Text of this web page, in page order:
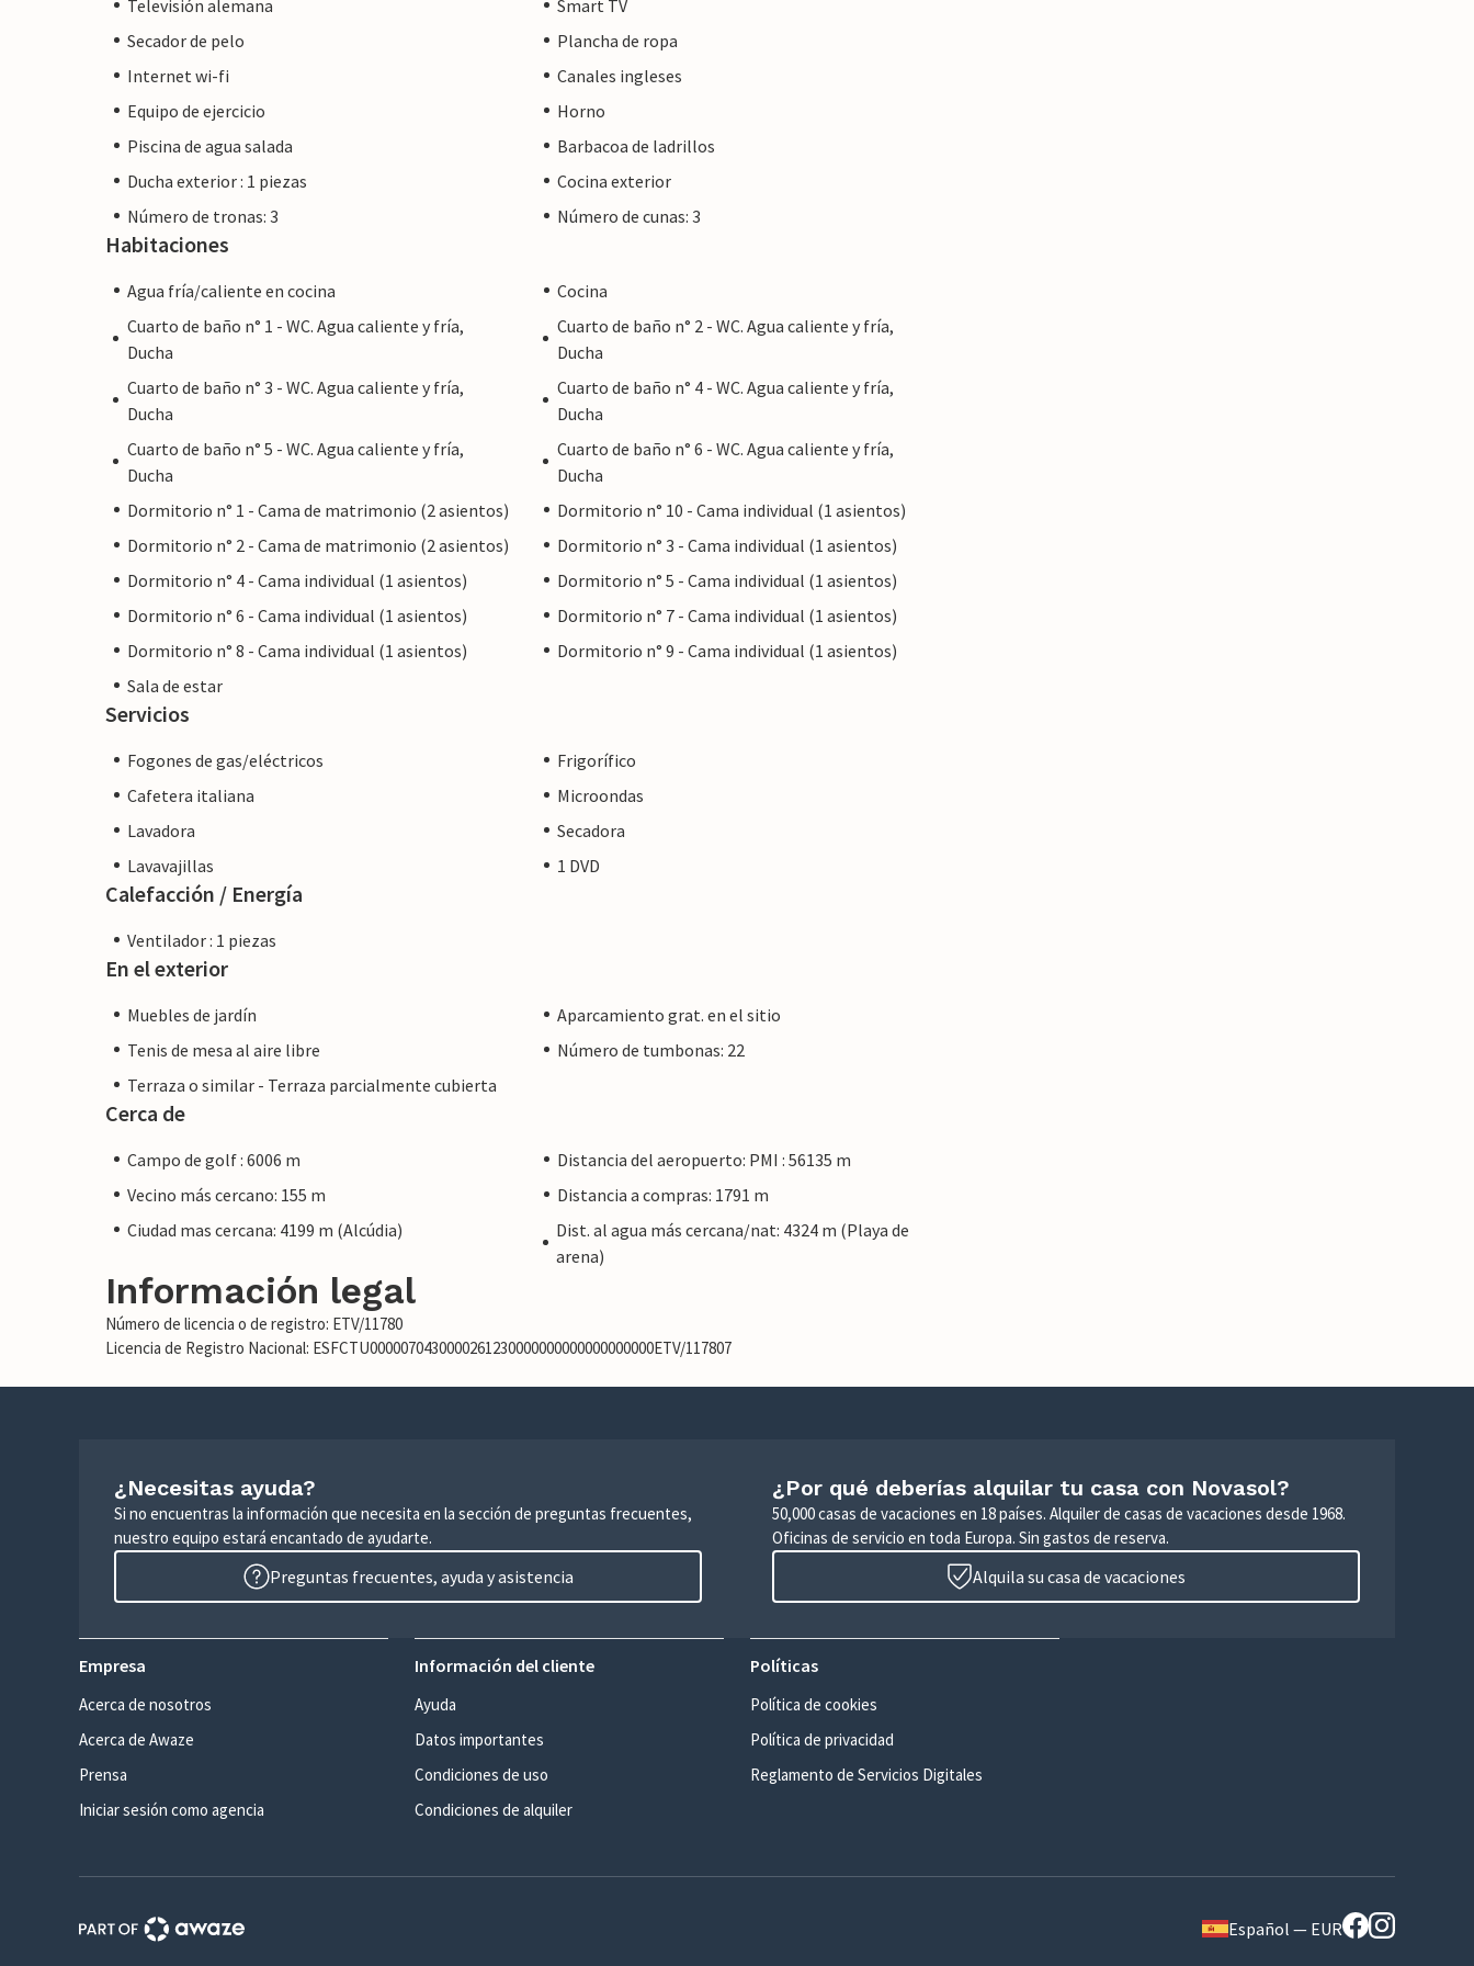
Televisión alemana
Smart TV
Secador de pelo
Plancha de ropa
Internet wi-fi
Canales ingleses
Equipo de ejercicio
Horno
Piscina de agua salada
Barbacoa de ladrillos
Ducha exterior : 1 piezas
Cocina exterior
Número de tronas: 3
Número de cunas: 3
Habitaciones
Agua fría/caliente en cocina
Cocina
Cuarto de baño n° 1 - WC. Agua caliente y fría,
Ducha
Cuarto de baño n° 2 - WC. Agua caliente y fría,
Ducha
Cuarto de baño n° 3 - WC. Agua caliente y fría,
Ducha
Cuarto de baño n° 4 - WC. Agua caliente y fría,
Ducha
Cuarto de baño n° 5 - WC. Agua caliente y fría,
Ducha
Cuarto de baño n° 6 - WC. Agua caliente y fría,
Ducha
Dormitorio n° 1 - Cama de matrimonio (2 asientos)
Dormitorio n° 10 - Cama individual (1 asientos)
Dormitorio n° 2 - Cama de matrimonio (2 asientos)
Dormitorio n° 3 - Cama individual (1 asientos)
Dormitorio n° 4 - Cama individual (1 asientos)
Dormitorio n° 5 - Cama individual (1 asientos)
Dormitorio n° 6 - Cama individual (1 asientos)
Dormitorio n° 7 - Cama individual (1 asientos)
Dormitorio n° 8 - Cama individual (1 asientos)
Dormitorio n° 9 - Cama individual (1 asientos)
Sala de estar
Servicios
Fogones de gas/eléctricos
Frigorífico
Cafetera italiana
Microondas
Lavadora
Secadora
Lavavajillas
1 DVD
Calefacción / Energía
Ventilador : 1 piezas
En el exterior
Muebles de jardín
Aparcamiento grat. en el sitio
Tenis de mesa al aire libre
Número de tumbonas: 22
Terraza o similar - Terraza parcialmente cubierta
Cerca de
Campo de golf : 6006 m
Distancia del aeropuerto: PMI : 56135 m
Vecino más cercano: 155 m
Distancia a compras: 1791 m
Ciudad mas cercana: 4199 m (Alcúdia)
Dist. al agua más cercana/nat: 4324 m (Playa de
arena)
Información legal
Número de licencia o de registro: ETV/11780
Licencia de Registro Nacional: ESFCTU0000070430000261230000000000000000000ETV/117807
¿Necesitas ayuda?
Si no encuentras la información que necesita en la sección de preguntas frecuentes,
nuestro equipo estará encantado de ayudarte.
Preguntas frecuentes, ayuda y asistencia
¿Por qué deberías alquilar tu casa con Novasol?
50,000 casas de vacaciones en 18 países. Alquiler de casas de vacaciones desde 1968.
Oficinas de servicio en toda Europa. Sin gastos de reserva.
Alquila su casa de vacaciones
Empresa
Acerca de nosotros
Acerca de Awaze
Prensa
Iniciar sesión como agencia
Información del cliente
Ayuda
Datos importantes
Condiciones de uso
Condiciones de alquiler
Políticas
Política de cookies
Política de privacidad
Reglamento de Servicios Digitales
Español — EUR